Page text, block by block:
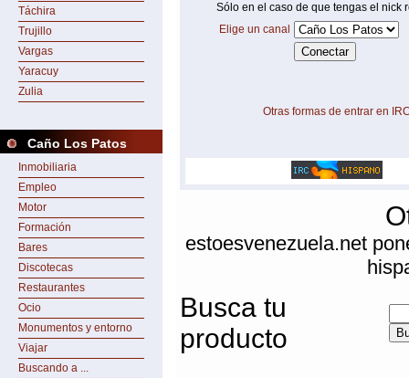
Táchira
Trujillo
Vargas
Yaracuy
Zulia
Caño Los Patos
Inmobiliaria
Empleo
Motor
Formación
Bares
Discotecas
Restaurantes
Ocio
Monumentos y entorno
Viajar
Buscando a ...
Sólo en el caso de que tengas el nick
Elige un canal
Otras formas de entrar en
estoesvenezuela.net
Busca tu
producto